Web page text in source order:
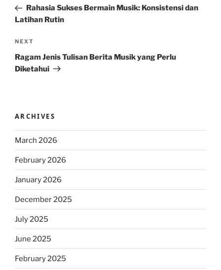
PostRahasia Sukses Bermain Musik: Konsistensi dan
Latihan Rutin
Next
Post
NEXT
Ragam Jenis Tulisan Berita Musik yang Perlu
Diketahui
ARCHIVES
March 2026
February 2026
January 2026
December 2025
July 2025
June 2025
February 2025